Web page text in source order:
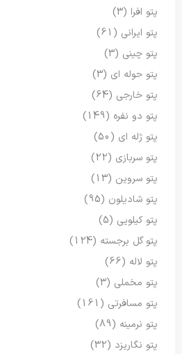
پتو افرا (3)
پتو ایرانی (61)
پتو چینی (3)
پتو حوله ای (3)
پتو خارجی (64)
پتو دو نفره (149)
پتو ژله ای (50)
پتو سربازی (22)
پتو سروین (13)
پتو شادیلون (95)
پتو کیلویی (5)
پتو گل برجسته (124)
پتو لاله (66)
پتو مخملی (3)
پتو مسافرتی (161)
پتو نرمینه (89)
پتو نگاریزد (32)